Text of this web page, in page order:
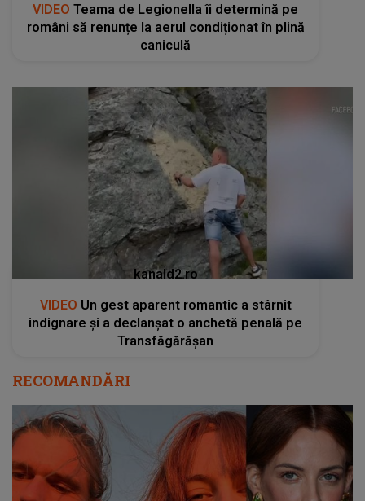
VIDEO Teama de Legionella îi determină pe
români să renunțe la aerul condiționat în plină
caniculă
kanald2.ro
VIDEO Un gest aparent romantic a stârnit
indignare și a declanșat o anchetă penală pe
Transfăgărășan
RECOMANDĂRI